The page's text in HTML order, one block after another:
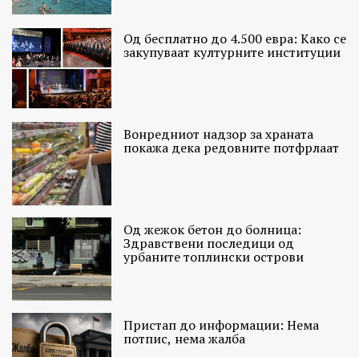
Од бесплатно до 4.500 евра: Како се
закупуваат културните институции
Вонредниот надзор за храната
покажа дека редовните потфрлаат
Од жежок бетон до болница:
Здравствени последици од
урбаните топлински острови
Пристап до информации: Нема
потпис, нема жалба